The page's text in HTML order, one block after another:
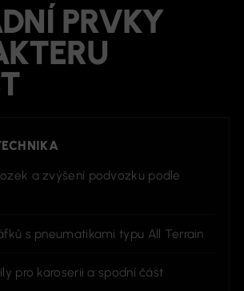
PRVKY
a zvýšení podvozku podle
s pneumatikami typu All Terrain
pro karoserii a spodní část